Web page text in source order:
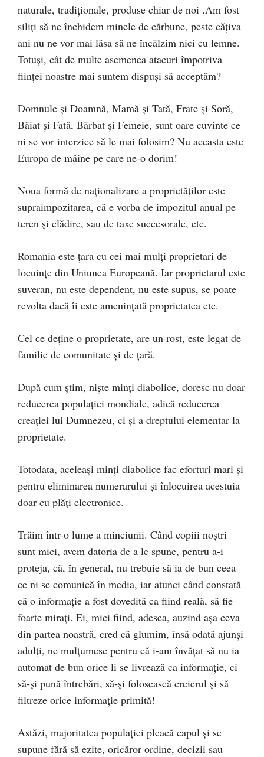
naturale, tradiționale, produse chiar de noi .Am fost
siliți să ne închidem minele de cărbune, peste cățiva
ani nu ne vor mai lăsa să ne încălzim nici cu lemne.
Totuși, cât de multe asemenea atacuri împotriva
ființei noastre mai suntem dispuși să acceptăm?
Domnule și Doamnă, Mamă și Tată, Frate și Soră,
Băiat și Fată, Bărbat și Femeie, sunt oare cuvinte ce
ni se vor interzice să le mai folosim? Nu aceasta este
Europa de mâine pe care ne-o dorim!
Noua formă de naționalizare a proprietăților este
supraimpozitarea, că e vorba de impozitul anual pe
teren și clădire, sau de taxe succesorale, etc.
Romania este țara cu cei mai mulți proprietari de
locuințe din Uniunea Europeană. Iar proprietarul este
suveran, nu este dependent, nu este supus, se poate
revolta dacă îi este amenințată proprietatea etc.
Cel ce deține o proprietate, are un rost, este legat de
familie de comunitate și de țară.
După cum știm, niște minți diabolice, doresc nu doar
reducerea populației mondiale, adică reducerea
creației lui Dumnezeu, ci și a dreptului elementar la
proprietate.
Totodata, aceleași minți diabolice fac eforturi mari și
pentru eliminarea numerarului și înlocuirea acestuia
doar cu plăți electronice.
Trăim într-o lume a minciunii. Când copiii noștri
sunt mici, avem datoria de a le spune, pentru a-i
proteja, că, în general, nu trebuie să ia de bun ceea
ce ni se comunică în media, iar atunci când constată
că o informație a fost dovedită ca fiind reală, să fie
foarte mirați. Ei, mici fiind, adesea, auzind așa ceva
din partea noastră, cred că glumim, însă odată ajunși
adulți, ne mulțumesc pentru că i-am învățat să nu ia
automat de bun orice li se livrează ca informație, ci
să-și pună întrebări, să-și folosească creierul și să
filtreze orice informație primită!
Astăzi, majoritatea populației pleacă capul și se
supune fără să ezite, oricăror ordine, decizii sau